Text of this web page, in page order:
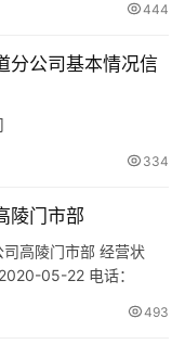
：陕西省西安市雁塔
444
分公司基本情况信
334
陵门市部
高陵门市部 经营状
05-22 电话：
西安市高陵区一中路泾
493